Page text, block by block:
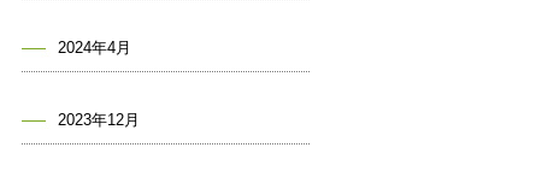
2024年4月
2023年12月